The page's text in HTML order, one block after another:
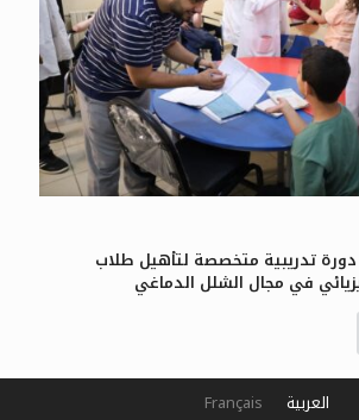
تدريبية متخصصة لتأهيل طلاب
في مجال الشلل الدماغي
العربية Français